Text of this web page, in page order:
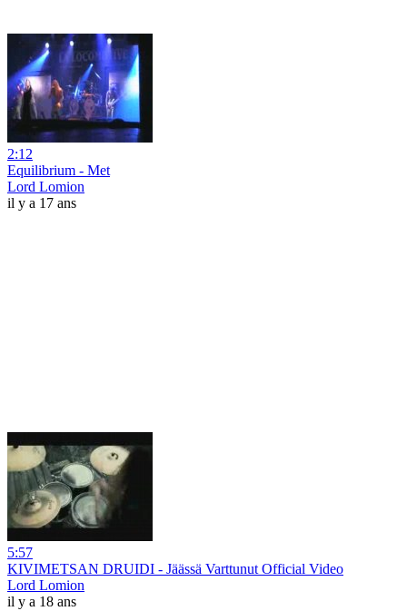
2:12
Equilibrium - Met
Lord Lomion
il y a 17 ans
5:57
KIVIMETSAN DRUIDI - Jäässä Varttunut Official Video
Lord Lomion
il y a 18 ans